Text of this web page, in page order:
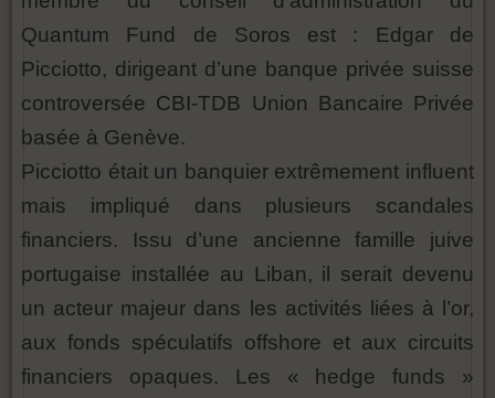
Quantum Fund de Soros est : Edgar de
Picciotto, dirigeant d’une banque privée suisse
controversée CBI-TDB Union Bancaire Privée
basée à Genève.
Picciotto était un banquier extrêmement influent
mais impliqué dans plusieurs scandales
financiers. Issu d’une ancienne famille juive
portugaise installée au Liban, il serait devenu
un acteur majeur dans les activités liées à l’or,
aux fonds spéculatifs offshore et aux circuits
financiers opaques. Les « hedge funds »